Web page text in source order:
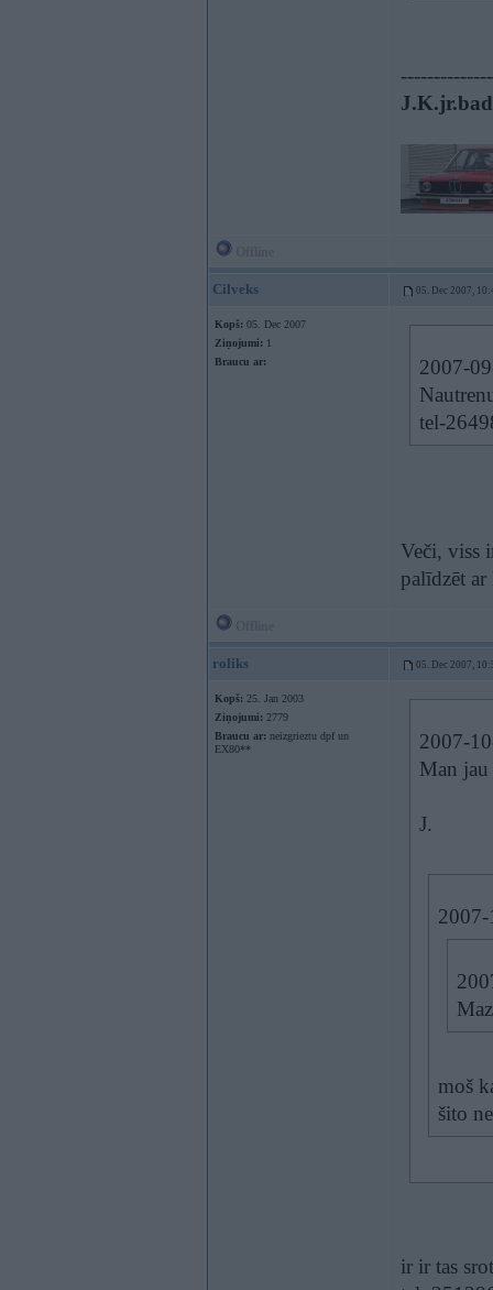
Cilveks 05. Dec 2007,
Kopš: 05. Dec 2007
Ziņojumi: 1
Braucu ar:
2007-
tel-
Veči, viss
palīdzēt
roliks 05. Dec 2007,
Kopš: 25. Jan 2003
Ziņojumi: 2779
Braucu ar: neizgrieztu dpf un
EX80**
2007-
Man
J.
moš
šito
ir ir tas